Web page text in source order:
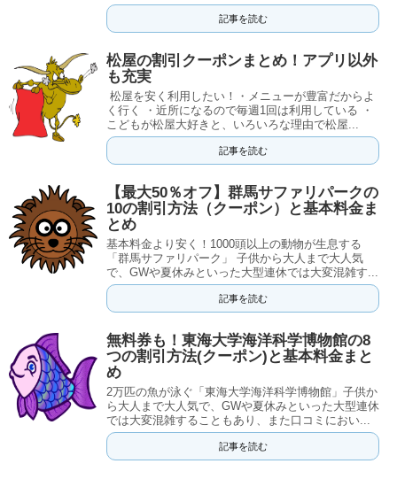
記事を読む
松屋の割引クーポンまとめ！アプリ以外
も充実
松屋を安く利用したい！・メニューが豊富だからよ
く行く ・近所になるので毎週1回は利用している ・
こどもが松屋大好きと、いろいろな理由で松屋...
記事を読む
【最大50％オフ】群馬サファリパークの
10の割引方法（クーポン）と基本料金ま
とめ
基本料金より安く！1000頭以上の動物が生息する
「群馬サファリパーク」 子供から大人まで大人気
で、GWや夏休みといった大型連休では大変混雑す...
記事を読む
無料券も！東海大学海洋科学博物館の8
つの割引方法(クーポン)と基本料金まと
め
2万匹の魚が泳ぐ「東海大学海洋科学博物館」子供か
ら大人まで大人気で、GWや夏休みといった大型連休
では大変混雑することもあり、また口コミにおい...
記事を読む